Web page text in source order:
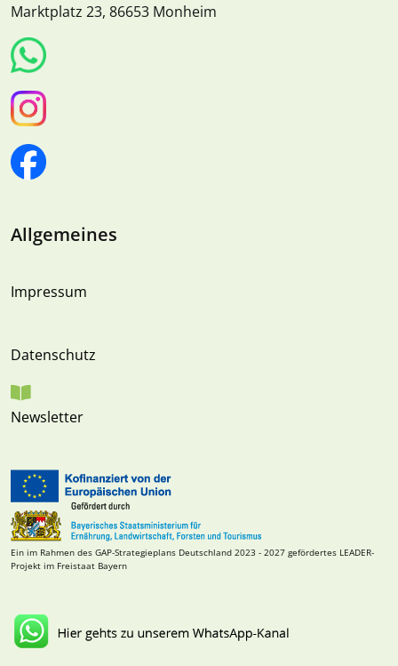
Marktplatz 23, 86653 Monheim
Allgemeines
Impressum
Datenschutz
Newsletter
Ein im Rahmen des GAP-Strategieplans Deutschland 2023 - 2027 gefördertes LEADER-
Projekt im Freistaat Bayern